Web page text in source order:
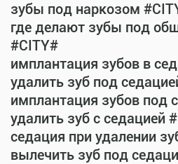
зубы под наркозом
где делают зубы под
#CITY#
имплантация зубов в
удалить зуб под
имплантация зубов под
удалить зуб с седацией
седация при удалении
вылечить зуб под